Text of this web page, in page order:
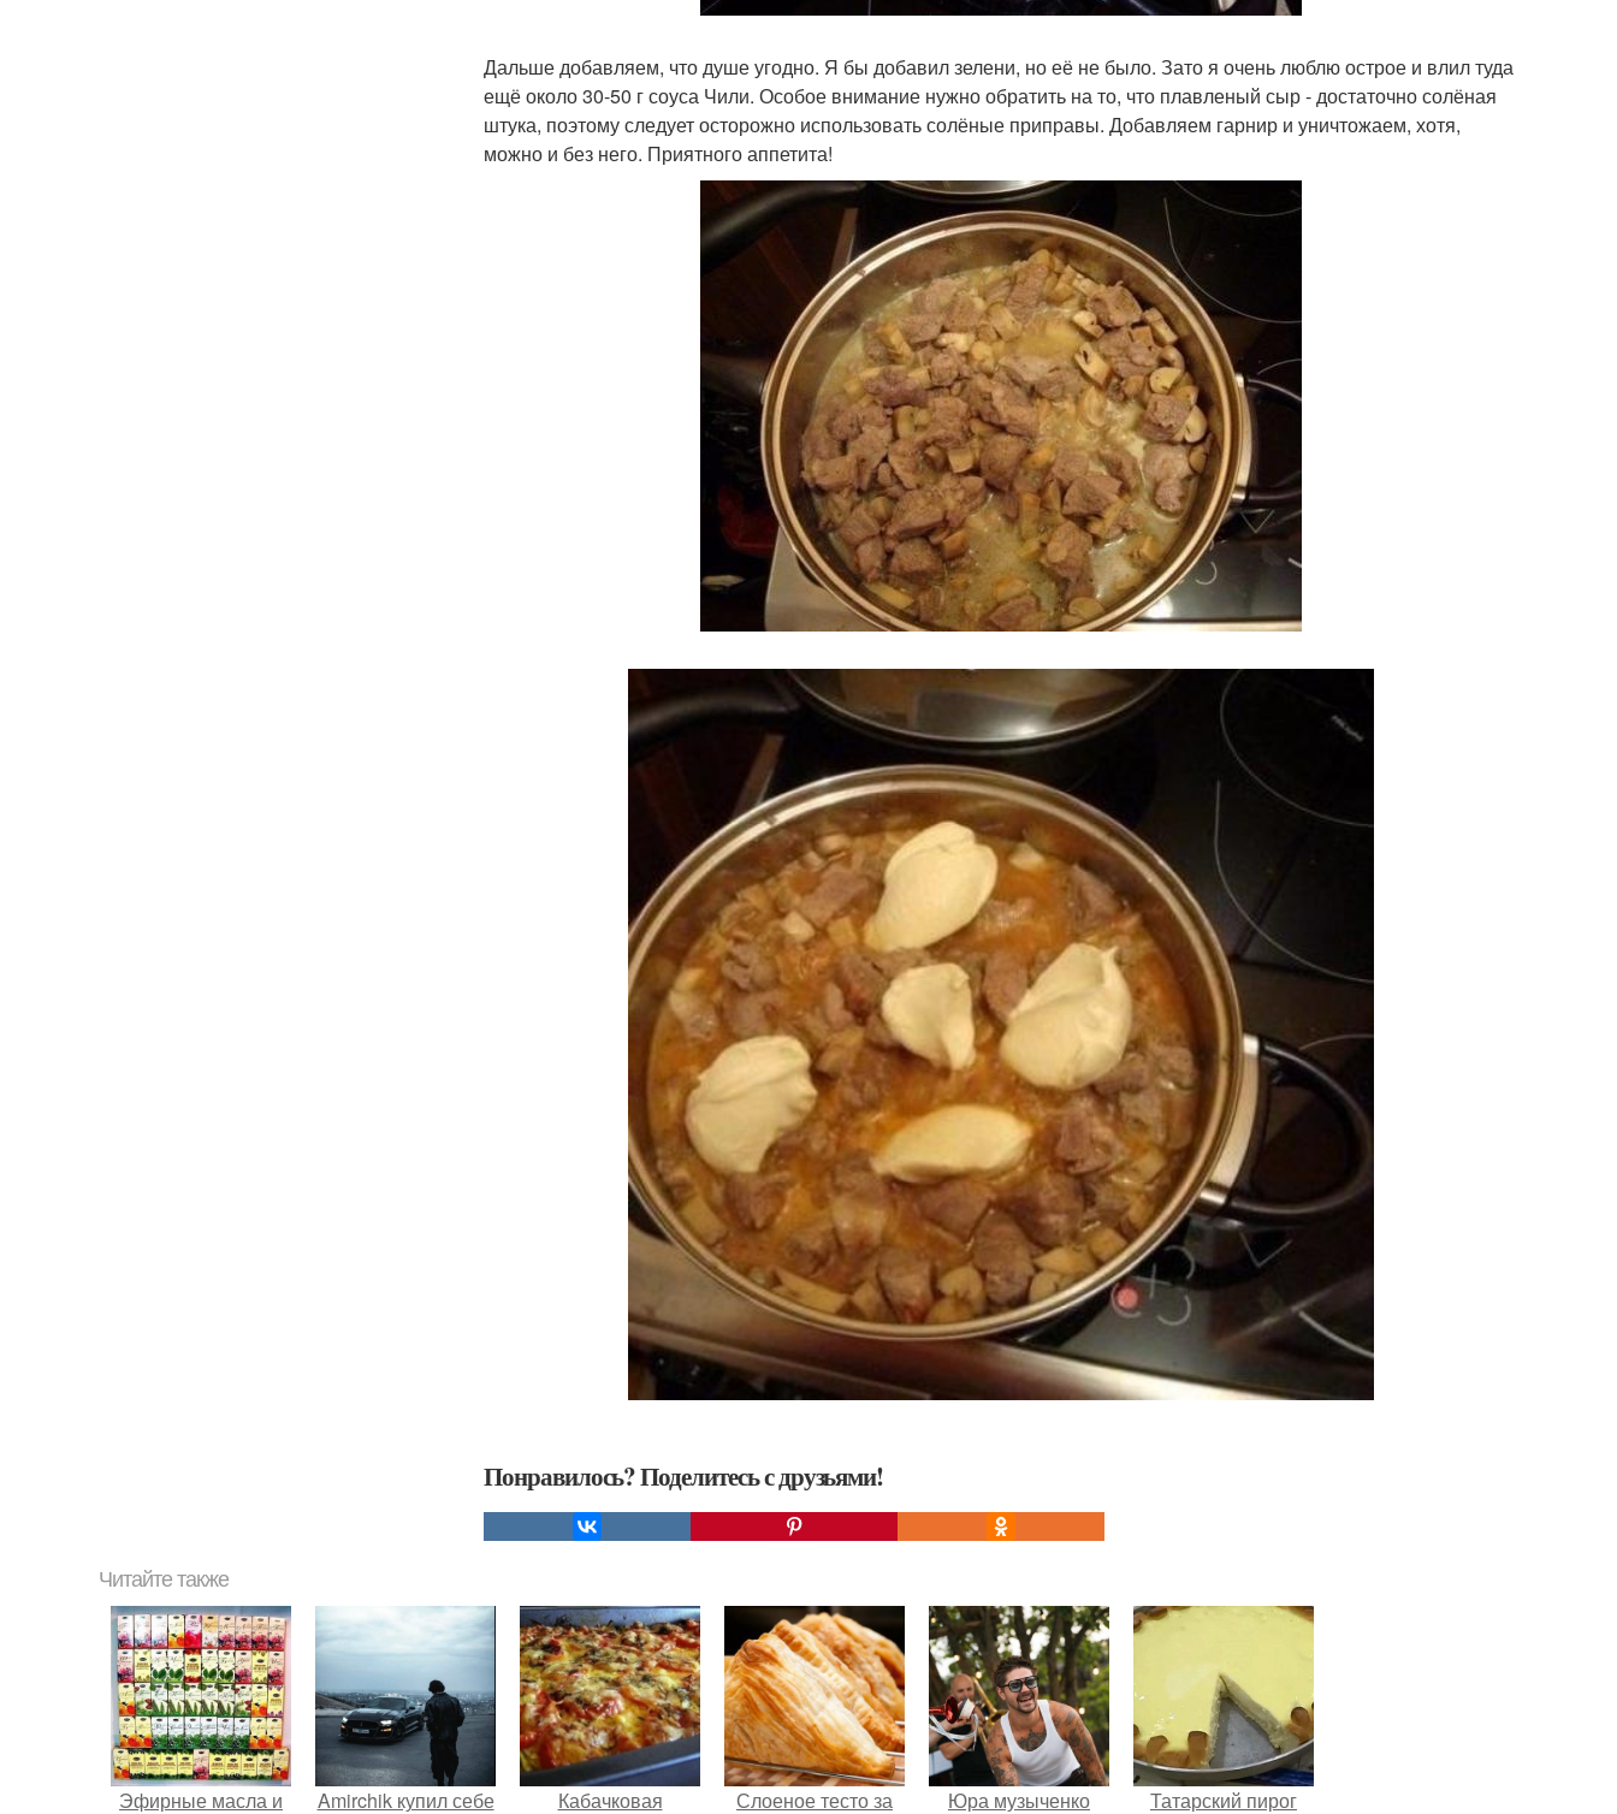
Дальше добавляем, что душе угодно. Я бы добавил зелени, но её не было. Зато я очень люблю острое и влил туда
ещё около 30-50 г соуса Чили. Особое внимание нужно обратить на то, что плавленый сыр - достаточно солёная
штука, поэтому следует осторожно использовать солёные приправы. Добавляем гарнир и уничтожаем, хотя,
можно и без него. Приятного аппетита!
Понравилось? Поделитесь с друзьями!
Читайте также
Эфирные масла и Amirchik купил себе Кабачковая Слоеное тесто за Юра музыченко Татарский пирог